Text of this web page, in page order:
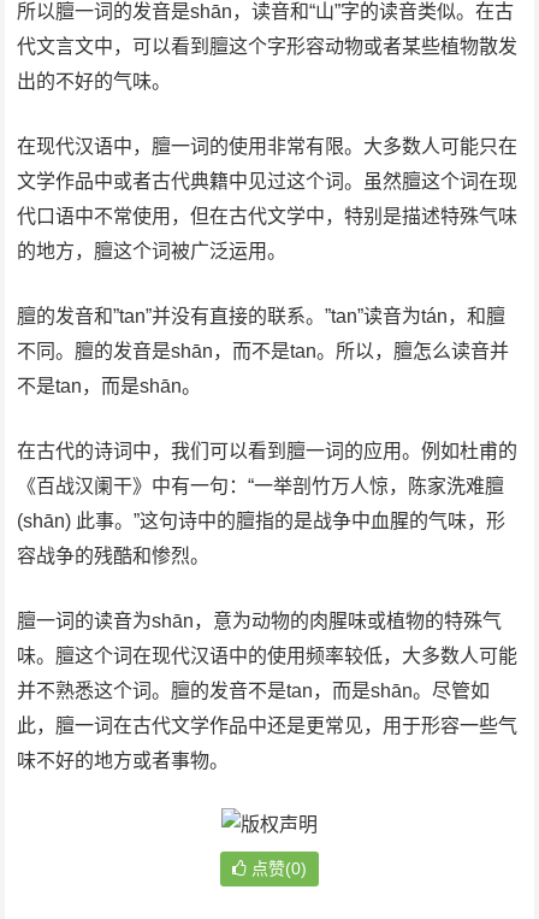
所以膻一词的发音是shān，读音和“山”字的读音类似。在古
代文言文中，可以看到膻这个字形容动物或者某些植物散发
出的不好的气味。
在现代汉语中，膻一词的使用非常有限。大多数人可能只在
文学作品中或者古代典籍中见过这个词。虽然膻这个词在现
代口语中不常使用，但在古代文学中，特别是描述特殊气味
的地方，膻这个词被广泛运用。
膻的发音和”tan”并没有直接的联系。”tan”读音为tán，和膻
不同。膻的发音是shān，而不是tan。所以，膻怎么读音并
不是tan，而是shān。
在古代的诗词中，我们可以看到膻一词的应用。例如杜甫的
《百战汉阑干》中有一句：“一举剖竹万人惊，陈家洗难膻
(shān) 此事。”这句诗中的膻指的是战争中血腥的气味，形
容战争的残酷和惨烈。
膻一词的读音为shān，意为动物的肉腥味或植物的特殊气
味。膻这个词在现代汉语中的使用频率较低，大多数人可能
并不熟悉这个词。膻的发音不是tan，而是shān。尽管如
此，膻一词在古代文学作品中还是更常见，用于形容一些气
味不好的地方或者事物。
点赞(0)